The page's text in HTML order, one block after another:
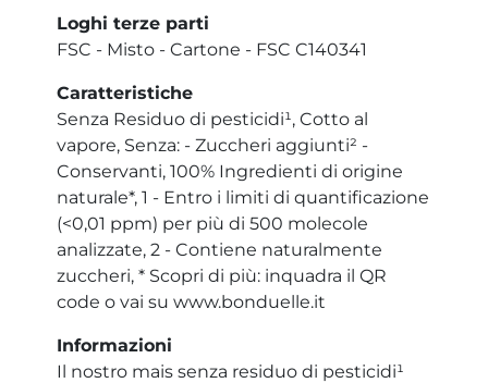
Loghi terze parti
FSC - Misto - Cartone - FSC C140341
Caratteristiche
Senza Residuo di pesticidi¹, Cotto al
vapore, Senza: - Zuccheri aggiunti² -
Conservanti, 100% Ingredienti di origine
naturale*, 1 - Entro i limiti di quantificazione
(<0,01 ppm) per più di 500 molecole
analizzate, 2 - Contiene naturalmente
zuccheri, * Scopri di più: inquadra il QR
code o vai su www.bonduelle.it
Informazioni
Il nostro mais senza residuo di pesticidi¹